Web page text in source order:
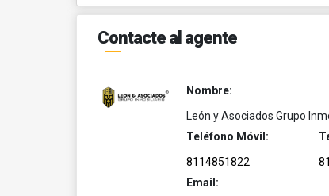
Contacte al agente
Nombre:
León y Asociados Grupo
Teléfono Móvil:
8114851822
Email: